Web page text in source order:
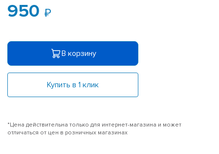
950
В корзину
Купить в 1 клик
*Цена действительна только для интернет-магазина и может
отличаться от цен в розничных магазинах